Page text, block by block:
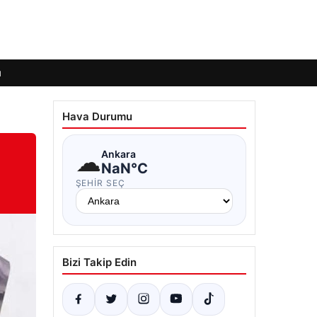
Hava Durumu
☁Ankara
NaN°C
ŞEHIR SEÇ
Bizi Takip Edin